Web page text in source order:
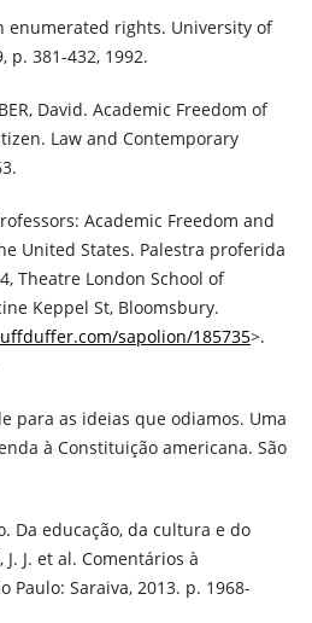
enumerated rights. University of
p. 381-432, 1992.
David. Academic Freedom of
Law and Contemporary
Academic Freedom and
United States. Palestra proferida
Theatre London School of
Keppel St, Bloomsbury.
sapolion/185735>.
para as ideias que odiamos. Uma
à Constituição americana. São
Da educação, da cultura e do
J. et al. Comentários à
Paulo: Saraiva, 2013. p. 1968-